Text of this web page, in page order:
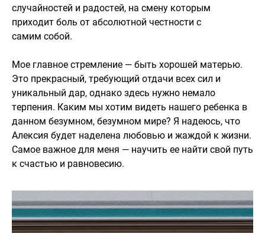
случайностей и радостей, на смену которым
приходит боль от абсолютной честности с
самим собой.
Мое главное стремление — быть хорошей матерью.
Это прекрасный, требующий отдачи всех сил и
уникальный дар, однако здесь нужно немало
терпения. Каким мы хотим видеть нашего ребенка в
данном безумном, безумном мире? Я надеюсь, что
Алексия будет наделена любовью и жаждой к жизни.
Самое важное для меня — научить ее найти свой путь
к счастью и равновесию.